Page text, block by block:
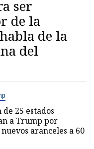
ser
de la
de la
del
de 25 estados
a Trump por
aranceles a 60